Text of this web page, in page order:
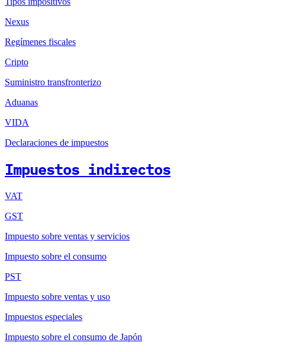
Nexus
Regímenes fiscales
Cripto
Suministro transfronterizo
Aduanas
VIDA
Declaraciones de impuestos
Impuestos indirectos
VAT
GST
Impuesto sobre ventas y servicios
Impuesto sobre el consumo
PST
Impuesto sobre ventas y uso
Impuestos especiales
Impuesto sobre el consumo de Japón